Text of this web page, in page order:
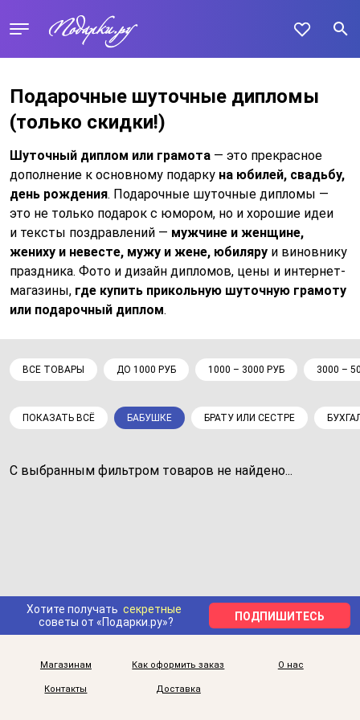
Подарочные шуточные дипломы
(только скидки!)
Шуточный диплом или грамота — это прекрасное
дополнение к основному подарку на юбилей, свадьбу,
день рождения. Подарочные шуточные дипломы —
это не только подарок с юмором, но и хорошие идеи
и тексты поздравлений — мужчине и женщине,
жениху и невесте, мужу и жене, юбиляру и виновнику
праздника. Фото и дизайн дипломов, цены и интернет-
магазины, где купить прикольную шуточную грамоту
или подарочный диплом.
ВСЕ ТОВАРЫ ДО 1000 РУБ 1000 – 3000 РУБ 3000 –
ПОКАЗАТЬ ВСЁ БАБУШКЕ БРАТУ ИЛИ СЕСТРЕ
С выбранным фильтром товаров не найдено...
Хотите получать секретные
советы от «Подарки.ру»?
ПОДПИШИТЕСЬ
Магазинам Как оформить заказ О нас
Контакты Доставка